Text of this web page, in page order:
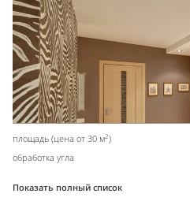
площадь (цена от 30 м2)
обработка угла
Показать полный список